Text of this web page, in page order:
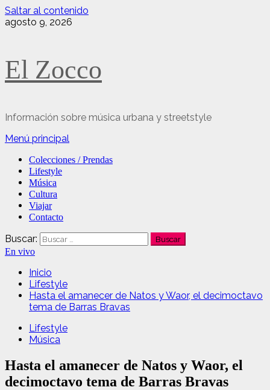
Saltar al contenido
agosto 9, 2026
El Zocco
Información sobre música urbana y streetstyle
Menú principal
Colecciones / Prendas
Lifestyle
Música
Cultura
Viajar
Contacto
Buscar:
En vivo
Inicio
Lifestyle
Hasta el amanecer de Natos y Waor, el decimoctavo
tema de Barras Bravas
Lifestyle
Música
Hasta el amanecer de Natos y Waor, el
decimoctavo tema de Barras Bravas